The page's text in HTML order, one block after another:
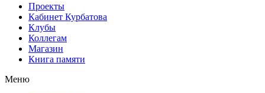
Проекты
Кабинет Курбатова
Клубы
Коллегам
Магазин
Книга памяти
Меню